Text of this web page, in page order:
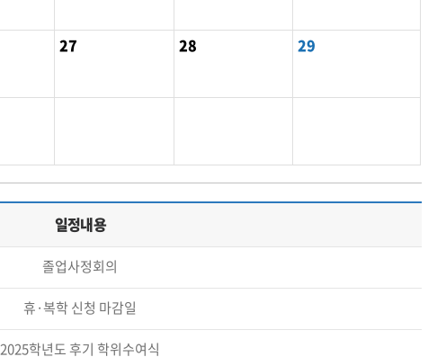
27 28 29
일정내용
졸업사정회의
휴·복학 신청 마감일
2025학년도 후기 학위수여식